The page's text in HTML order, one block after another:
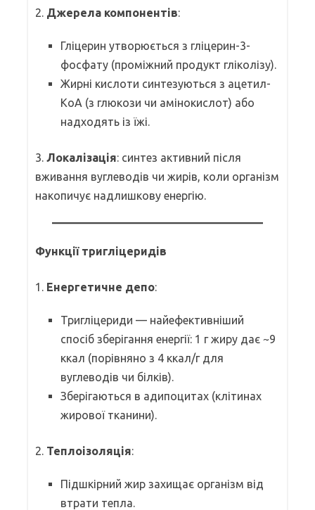
2. Джерела компонентів:
Гліцерин утворюється з гліцерин-3-
фосфату (проміжний продукт гліколізу).
Жирні кислоти синтезуються з ацетил-
КоА (з глюкози чи амінокислот) або
надходять із їжі.
3. Локалізація: синтез активний після
вживання вуглеводів чи жирів, коли організм
накопичує надлишкову енергію.
Функції тригліцеридів
1. Енергетичне депо:
Тригліцериди — найефективніший
спосіб зберігання енергії: 1 г жиру дає ~9
ккал (порівняно з 4 ккал/г для
вуглеводів чи білків).
Зберігаються в адипоцитах (клітинах
жирової тканини).
2. Теплоізоляція:
Підшкірний жир захищає організм від
втрати тепла.